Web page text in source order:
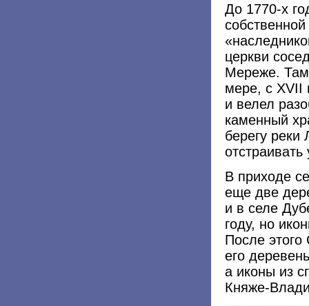
До 1770-х
церкви
Мереже. Там
мере, с XVII
и велел
каменный
берегу реки
В приходе
еще две
и в селе
году, но
После этого
его
а иконы из
Княже-